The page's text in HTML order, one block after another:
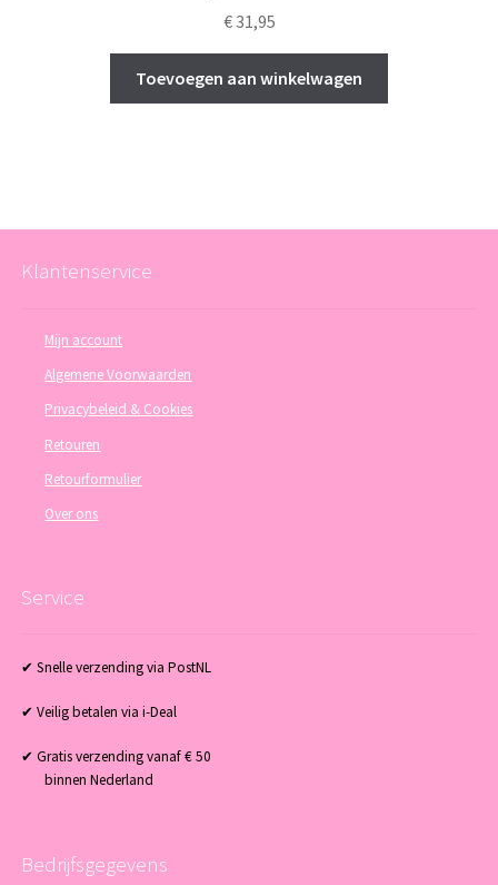
€31,95
Toevoegen aan winkelwagen
Klantenservice
Mijn account
Algemene Voorwaarden
Privacybeleid & Cookies
Retouren
Retourformulier
Over ons
Service
✔ Snelle verzending via PostNL
✔ Veilig betalen via i-Deal
✔ Gratis verzending vanaf € 50
binnen Nederland
Bedrijfsgegevens